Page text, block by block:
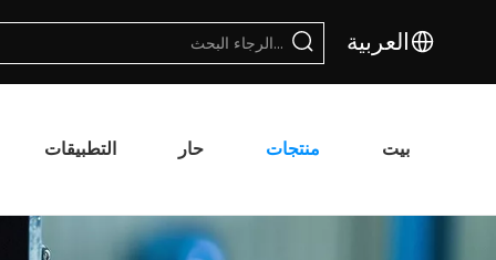
العربية
بيت منتجات حار التطبيقات